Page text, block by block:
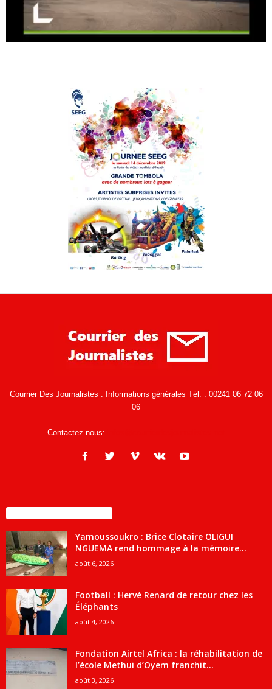
Courrier Des Journalistes : Informations générales Tél. : 00241 06 72 06
06
Contactez-nous:
Yamoussoukro : Brice Clotaire OLIGUI
NGUEMA rend hommage à la mémoire...
août 6, 2026
Football : Hervé Renard de retour chez les
Éléphants
août 4, 2026
Fondation Airtel Africa : la réhabilitation de
l’école Methui d’Oyem franchit...
août 3, 2026